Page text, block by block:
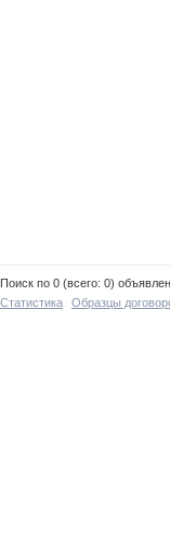
Поиск по 0 (всего: 0)
Статистика
Образцы